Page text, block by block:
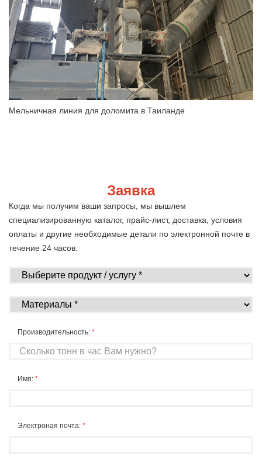
Мельничная линия для доломита в Таиланде
Заявка
Когда мы получим ваши запросы, мы вышлем
специализированную каталог, прайс-лист, доставка, условия
оплаты и другие необходимые детали по электронной почте в
течение 24 часов.
Производительность: *
Имя: *
Электроная почта: *